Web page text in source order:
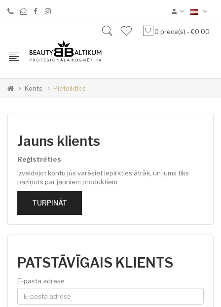
0 prece(s) - €0.00
Konts Pieteikties
Jauns klients
Reģistrēties
Izveidojot kontu jūs varēsiet iepirkties ātrāk, un jums tiks
paziņots par jauniem produktiem.
TURPINĀT
PATSTĀVĪGAIS KLIENTS
E-pasta adrese